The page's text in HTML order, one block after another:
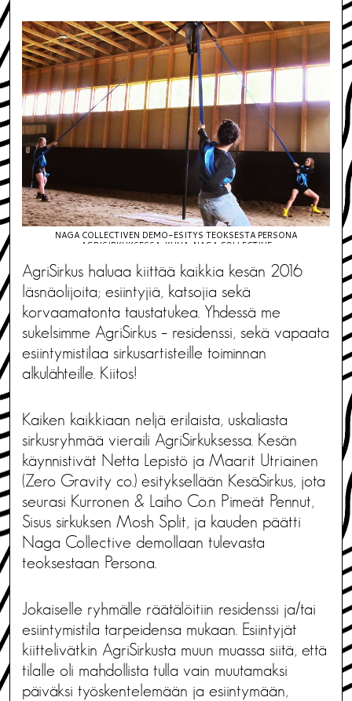
NAGA COLLECTIVEN DEMO-ESITYS TEOKSESTA PERSONA
AGRISIRKUKSESSA. KUVA: NAGA COLLECTIVE
AgriSirkus haluaa kiittää kaikkia kesän 2016
läsnäolijoita; esiintyjiä, katsojia sekä
korvaamatonta taustatukea. Yhdessä me
sukelsimme AgriSirkus – residenssi, sekä vapaata
esiintymistilaa sirkusartisteille toiminnan
alkulähteille. Kiitos!
Kaiken kaikkiaan neljä erilaista, uskaliasta
sirkusryhmää vieraili AgriSirkuksessa. Kesän
käynnistivät Netta Lepistö ja Maarit Utriainen
(Zero Gravity co.) esityksellään KesäSirkus, jota
seurasi Kurronen & Laiho Co.n Pimeät Pennut,
Sisus sirkuksen Mosh Split, ja kauden päätti
Naga Collective demollaan tulevasta
teoksestaan Persona.
Jokaiselle ryhmälle räätälöitiin residenssi ja/tai
esiintymistila tarpeidensa mukaan. Esiintyjät
kiittelivätkin AgriSirkusta muun muassa siitä, että
tilalle oli mahdollista tulla vain muutamaksi
päiväksi työskentelemään ja esiintymään,